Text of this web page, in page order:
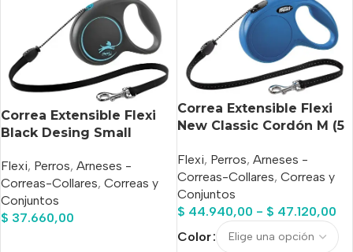
Correa Extensible Flexi
Black Desing Small
Azul
Flexi, Perros, Arneses -
Correas-Collares, Correas y
Conjuntos
$ 37.660,00
Correa Extensible Flexi
New Classic Cordón M (5
Flexi, Perros, Arneses -
Correas-Collares, Correas y
Conjuntos
$ 44.940,00 - $ 47.120,00
Color